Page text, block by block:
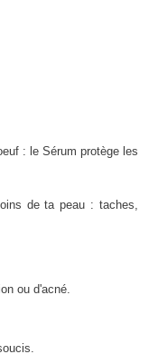
: le Sérum protège les
de ta peau : taches,
ou d'acné.